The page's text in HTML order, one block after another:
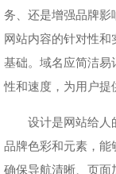
务、还是增强品牌
网站内容的针对性
基础。域名应简洁易
性和速度，为用户提
设计是网站给人
品牌色彩和元素，能
确保导航清晰、页